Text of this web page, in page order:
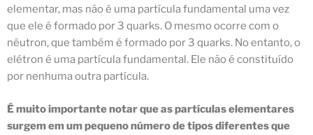
elementar, mas não é uma partícula fundamental uma vez
que ele é formado por 3 quarks. O mesmo ocorre com o
nêutron, que também é formado por 3 quarks. No entanto, o
elétron é uma partícula fundamental. Ele não é constituído
por nenhuma outra partícula.
É muito importante notar que as partículas elementares
surgem em um pequeno número de tipos diferentes que